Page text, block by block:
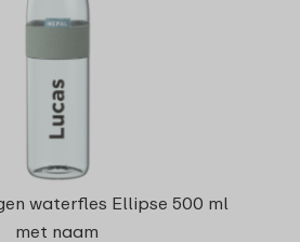
waterfles Ellipse 500 ml
met naam